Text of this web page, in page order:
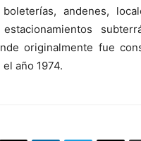
andenes,
originalmente fue
año 1974.